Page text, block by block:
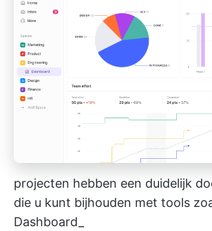
projecten hebben een duidelijk
die u kunt bijhouden met tools
Dashboard_